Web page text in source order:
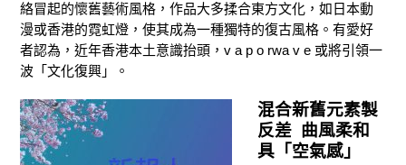
絡冒起的懷舊藝術風格，作品大多揉合東方文化，如日本動
漫或香港的霓虹燈，使其成為一種獨特的復古風格。有愛好
者認為，近年香港本土意識抬頭，v a p o rwa v e 或將引領一
波「文化復興」。
混合新舊元素製
反差 曲風柔和
具「空氣感」